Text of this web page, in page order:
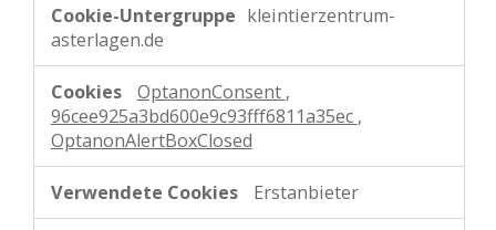
kleintierzentrum-
asterlagen.de
OptanonConsent ,
96cee925a3bd600e9c93fff6811a35ec ,
OptanonAlertBoxClosed
Erstanbieter